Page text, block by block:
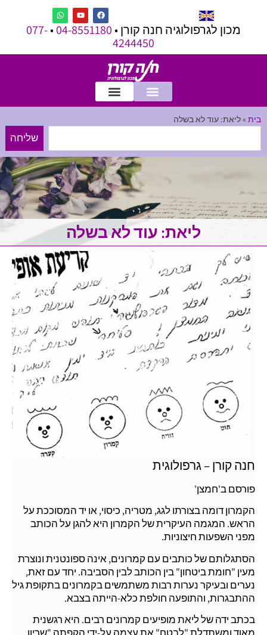
מכון לגרפולוגיה חנה קורן •04-8551180
•
077-
4244450
בית »ליאת: עוד לא בשלה
שליחה
ליאת: עוד לא בשלה
חנה קורן – גרפולוגית
פורסם ב'חמצן'
הקמרון דומה בצורתו לגג, מטריה, כיסוי, או יד המסוככת על
הראש. המגמה העיקרית של הקמרון היא להגן על הכותב
מפני השפעות חיצוניות.
הסתגלותם של כותבים עם קמרונים, אינה ספונטנית ונוצרת
מעין "חומת ביטחון" בין הכותב לבין הסביבה. יחד עם זאת,
נערים ובעיקר נערות רבות משתמשים בקמרונים בתקופת גיל
ההתבגרות, והתופעה חולפת כלא-הייתה בצבא.
בכתב ידה של ליאת מופיעים קמרונים רבים. היא רגשנית